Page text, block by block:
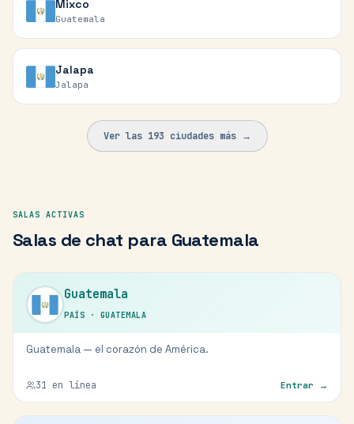
Mixco
Guatemala
Jalapa
Jalapa
Ver las 193 ciudades más →
SALAS ACTIVAS
Salas de chat para Guatemala
Guatemala
PAÍS · GUATEMALA
Guatemala — el corazón de América.
31 en línea Entrar →